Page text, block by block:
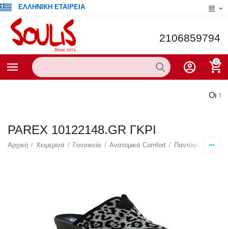
ΕΛΛΗΝΙΚΗ ΕΤΑΙΡΕΙΑ
2106859794
0
Οι
PAREX 10122148.GR ΓΚΡΙ
Αρχική / Χειμερινά / Γυναικεία / Ανατομικά Comfort / Παντόφλες